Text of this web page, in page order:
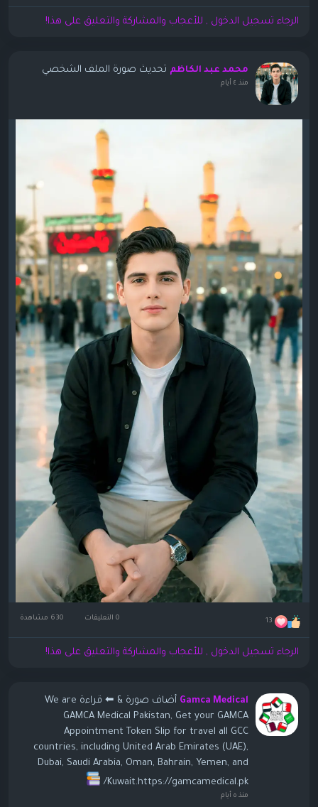
الرجاء تسجيل الدخول , للأعجاب والمشاركة والتعليق على هذا!
محمد عبد الكاظم تحديث صورة الملف الشخصي
منذ ٤ أيام
13 0 التعليقات
الرجاء تسجيل الدخول , للأعجاب والمشاركة والتعليق على هذا!
Gamca Medical أضاف صورة
& ⬅ قراءة We are
GAMCA Medical Pakistan, Get your GAMCA
Appointment Token Slip for travel all GCC
countries, including United Arab Emirates (UAE),
Dubai, Saudi Arabia, Oman, Bahrain, Yemen, and
Kuwait.https://gamcamedical.pk/
منذ ٥ أيام